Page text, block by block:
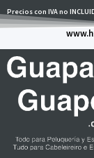
al
Precios con IVA no